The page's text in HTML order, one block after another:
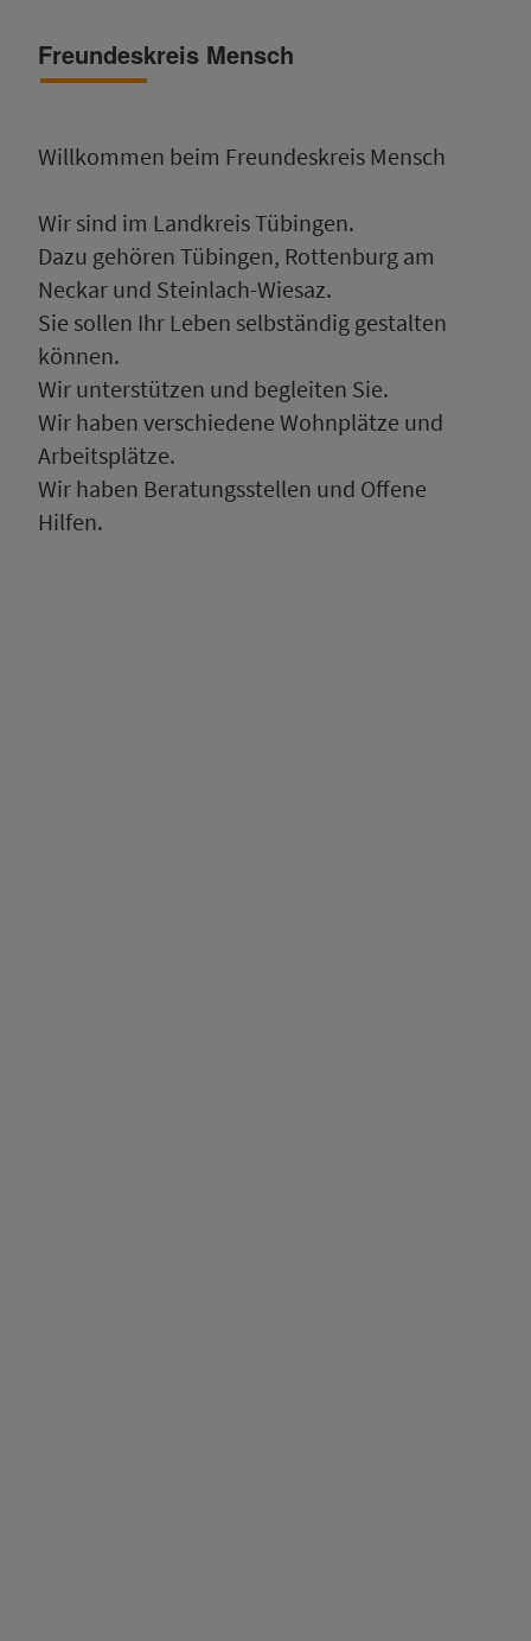
Freundeskreis Mensch
Willkommen beim Freundeskreis Mensch
Wir sind im Landkreis Tübingen.
Dazu gehören Tübingen, Rottenburg am
Neckar und Steinlach-Wiesaz.
Sie sollen Ihr Leben selbständig gestalten
können.
Wir unterstützen und begleiten Sie.
Wir haben verschiedene Wohnplätze und
Arbeitsplätze.
Wir haben Beratungsstellen und Offene
Hilfen.